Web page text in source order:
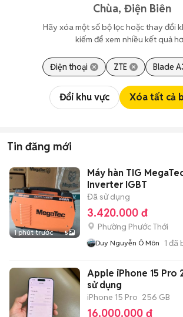
Chùa, Điện Biên
Hãy xóa một số bộ lọc hoặc thay đổi
kiếm để xem nhiều kết quả
Điện thoại ZTE Blade
Đổi khu vực Xóa tất cả
Tin đăng mới
1 phút trước 5
Máy hàn TIG
Inverter IGBT
Đã sử dụng
3.420.000 đ
Phường Phước Thới
Duy Nguyễn Ô Môn 1 đã
Apple iPhone 15 Pro
sử dụng
iPhone 15 Pro 256 GB
16.000.000 đ